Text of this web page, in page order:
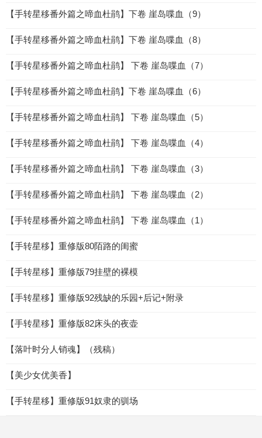
【手转星移番外篇之啼血杜鹃】下卷 崖岛喋血（9）
【手转星移番外篇之啼血杜鹃】下卷 崖岛喋血（8）
【手转星移番外篇之啼血杜鹃】 下卷 崖岛喋血（7）
【手转星移番外篇之啼血杜鹃】下卷 崖岛喋血（6）
【手转星移番外篇之啼血杜鹃】 下卷 崖岛喋血（5）
【手转星移番外篇之啼血杜鹃】 下卷 崖岛喋血（4）
【手转星移番外篇之啼血杜鹃】 下卷 崖岛喋血（3）
【手转星移番外篇之啼血杜鹃】 下卷 崖岛喋血（2）
【手转星移番外篇之啼血杜鹃】 下卷 崖岛喋血（1）
【手转星移】重修版80陌路的闺蜜
【手转星移】重修版79挂壁的裸模
【手转星移】重修版92残缺的乐园+后记+附录
【手转星移】重修版82床头的夜壶
【落叶时分人销魂】（残稿）
【美少女优美香】
【手转星移】重修版91奴隶的驯场